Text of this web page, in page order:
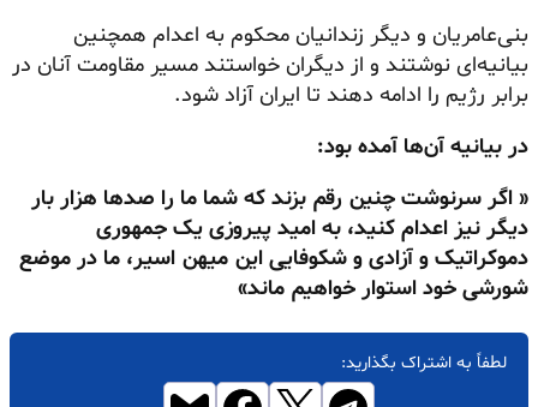
بنی‌عامریان و دیگر زندانیان محکوم به اعدام همچنین
بیانیه‌ای نوشتند و از دیگران خواستند مسیر مقاومت آنان در
برابر رژیم را ادامه دهند تا ایران آزاد شود.
در بیانیه آن‌ها آمده بود:
« اگر سرنوشت چنین رقم بزند که شما ما را صدها هزار بار
دیگر نیز اعدام کنید، به امید پیروزی یک جمهوری
دموکراتیک و آزادی و شکوفایی این میهن اسیر، ما در موضع
شورشی خود استوار خواهیم ماند»
لطفاً به اشتراک بگذارید: